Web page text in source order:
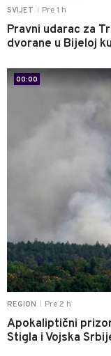
SVIJET Pre 1 h
Pravni udarac za
dvorane u Bijeloj
REGION Pre 2 h
Apokaliptični
Stigla i Vojska
00:00